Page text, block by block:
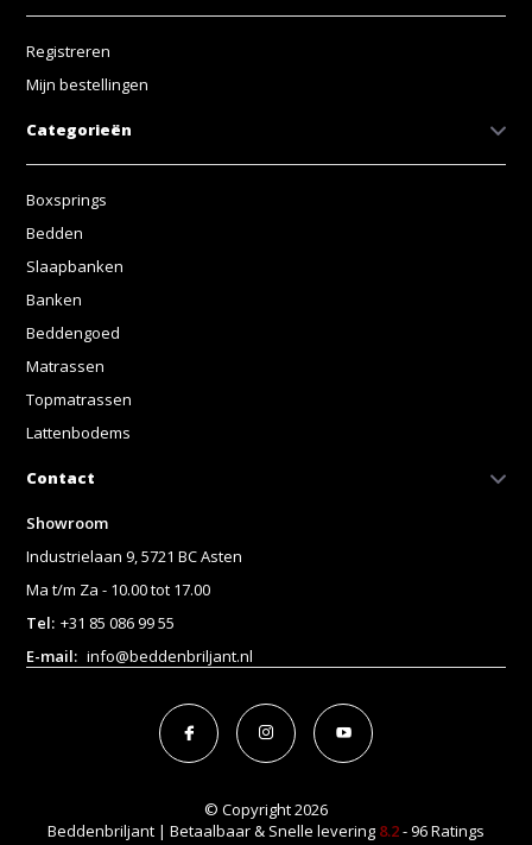
Registreren
Mijn bestellingen
Categorieën
Boxsprings
Bedden
Slaapbanken
Banken
Beddengoed
Matrassen
Topmatrassen
Lattenbodems
Contact
Showroom
Industrielaan 9, 5721 BC Asten
Ma t/m Za - 10.00 tot 17.00
Tel: +31 85 086 99 55
E-mail: info@beddenbriljant.nl
© Copyright 2026
Beddenbriljant | Betaalbaar & Snelle levering 8.2- 96 Ratings